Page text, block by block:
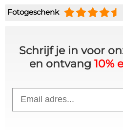
Fotogeschenk
Schrijf je in voor
en ontvang 10%